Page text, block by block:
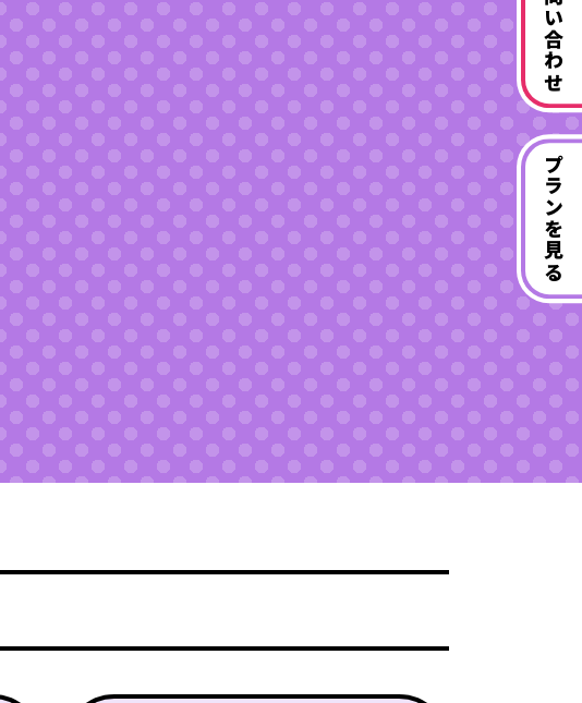
お問い合わせ
プランを見る